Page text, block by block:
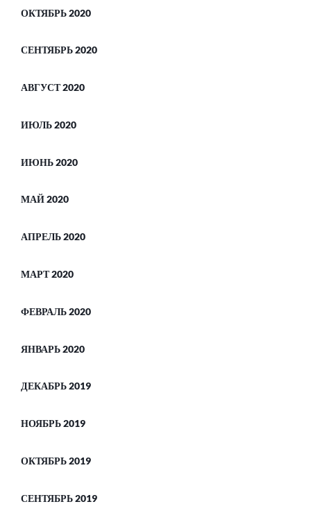
ОКТЯБРЬ 2020
СЕНТЯБРЬ 2020
АВГУСТ 2020
ИЮЛЬ 2020
ИЮНЬ 2020
МАЙ 2020
АПРЕЛЬ 2020
МАРТ 2020
ФЕВРАЛЬ 2020
ЯНВАРЬ 2020
ДЕКАБРЬ 2019
НОЯБРЬ 2019
ОКТЯБРЬ 2019
СЕНТЯБРЬ 2019